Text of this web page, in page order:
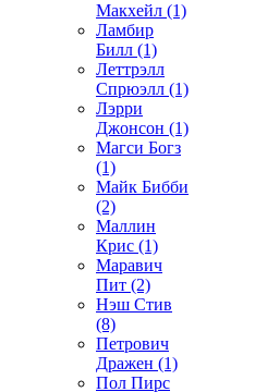
Макхейл (1)
Ламбир
Билл (1)
Леттрэлл
Спрюэлл (1)
Лэрри
Джонсон (1)
Магси Богз
(1)
Майк Бибби
(2)
Маллин
Крис (1)
Маравич
Пит (2)
Нэш Стив
(8)
Петрович
Дражен (1)
Пол Пирс